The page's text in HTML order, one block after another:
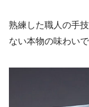
熟練した職人の手
ない本物の味わいで